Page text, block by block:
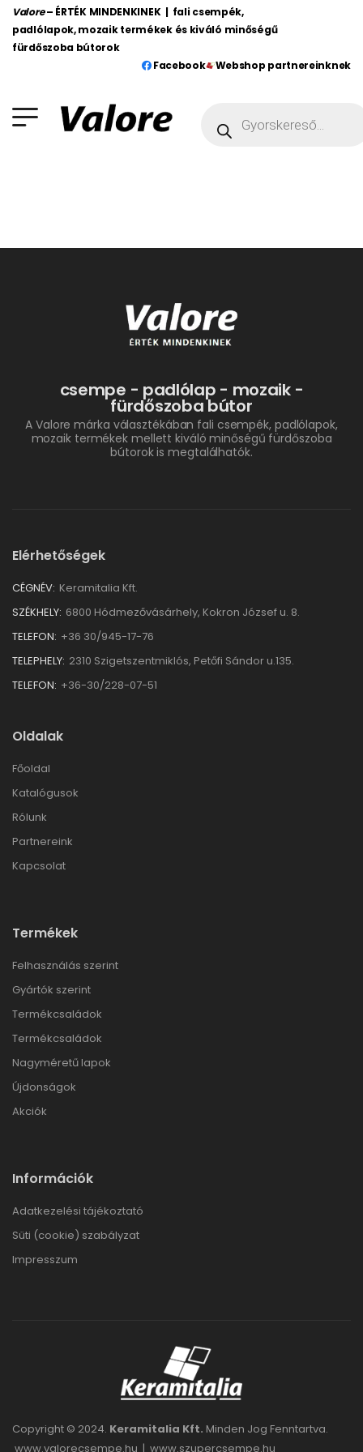
Valore – ÉRTÉK MINDENKINEK | fali csempék,
padlólapok, mozaik termékek és kiváló minőségű
fürdőszoba bútorok
Facebook
Webshop partnereinknek
csempe - padlólap - mozaik -
fürdőszoba bútor
A Valore márka választékában fali csempék, padlólapok,
mozaik termékek mellett kiváló minőségű fürdőszoba
bútorok is megtalálhatók.
Elérhetőségek
CÉGNÉV: Keramitalia Kft.
SZÉKHELY: 6800 Hódmezővásárhely, Kokron József u. 8.
TELEFON: +36 30/945-17-76
TELEPHELY: 2310 Szigetszentmiklós, Petőfi Sándor u.135.
TELEFON: +36-30/228-07-51
Oldalak
Főoldal
Katalógusok
Rólunk
Partnereink
Kapcsolat
Termékek
Felhasználás szerint
Gyártók szerint
Termékcsaládok
Termékcsaládok
Nagyméretű lapok
Újdonságok
Akciók
Információk
Adatkezelési tájékoztató
Süti (cookie) szabályzat
Impresszum
Copyright © 2024. Keramitalia Kft. Minden Jog Fenntartva.
www.valorecsempe.hu | www.szupercsempe.hu